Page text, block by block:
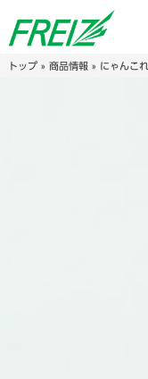
トップ» 商品情報» にゃんこれ